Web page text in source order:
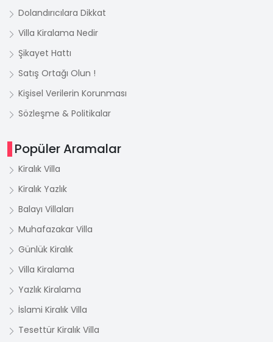
Dolandırıcılara Dikkat
Villa Kiralama Nedir
Şikayet Hattı
Satış Ortağı Olun !
Kişisel Verilerin Korunması
Sözleşme & Politikalar
Popüler Aramalar
Kiralık Villa
Kiralık Yazlık
Balayı Villaları
Muhafazakar Villa
Günlük Kiralık
Villa Kiralama
Yazlık Kiralama
İslami Kiralık Villa
Tesettür Kiralık Villa